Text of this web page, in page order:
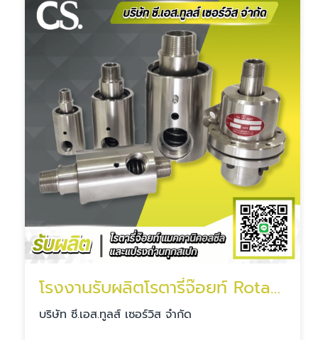
โรงงานรับผลิตโรตารี่จ๊อยท์ Rotary Joint
บริษัท ซี.เอส.ทูลส์ เซอร์วิส จำกัด